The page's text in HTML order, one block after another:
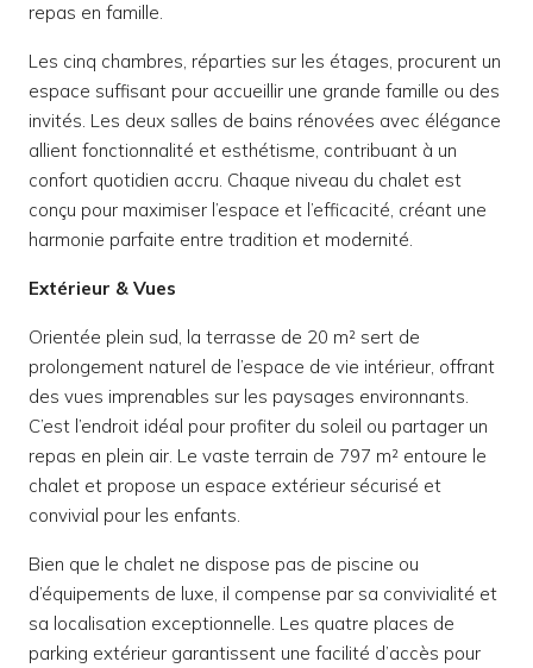
repas en famille.
Les cinq chambres, réparties sur les étages, procurent un
espace suffisant pour accueillir une grande famille ou des
invités. Les deux salles de bains rénovées avec élégance
allient fonctionnalité et esthétisme, contribuant à un
confort quotidien accru. Chaque niveau du chalet est
conçu pour maximiser l’espace et l’efficacité, créant une
harmonie parfaite entre tradition et modernité.
Extérieur & Vues
Orientée plein sud, la terrasse de 20 m² sert de
prolongement naturel de l’espace de vie intérieur, offrant
des vues imprenables sur les paysages environnants.
C’est l’endroit idéal pour profiter du soleil ou partager un
repas en plein air. Le vaste terrain de 797 m² entoure le
chalet et propose un espace extérieur sécurisé et
convivial pour les enfants.
Bien que le chalet ne dispose pas de piscine ou
d’équipements de luxe, il compense par sa convivialité et
sa localisation exceptionnelle. Les quatre places de
parking extérieur garantissent une facilité d’accès pour